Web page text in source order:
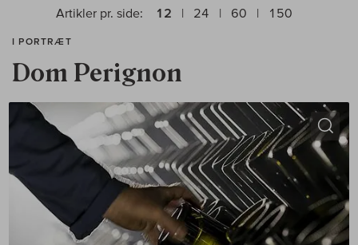
Artikler pr. side: 12 24 60 150
I PORTRÆT
Dom Perignon